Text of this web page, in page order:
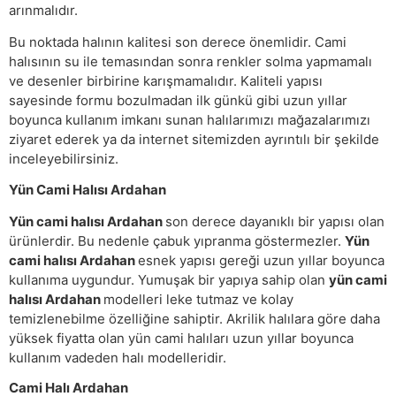
arınmalıdır.
Bu noktada halının kalitesi son derece önemlidir. Cami
halısının su ile temasından sonra renkler solma yapmamalı
ve desenler birbirine karışmamalıdır. Kaliteli yapısı
sayesinde formu bozulmadan ilk günkü gibi uzun yıllar
boyunca kullanım imkanı sunan halılarımızı mağazalarımızı
ziyaret ederek ya da internet sitemizden ayrıntılı bir şekilde
inceleyebilirsiniz.
Yün Cami Halısı Ardahan
Yün cami halısı Ardahan son derece dayanıklı bir yapısı olan
ürünlerdir. Bu nedenle çabuk yıpranma göstermezler. Yün
cami halısı Ardahanesnek yapısı gereği uzun yıllar boyunca
kullanıma uygundur. Yumuşak bir yapıya sahip olan yün cami
halısı Ardahan modelleri leke tutmaz ve kolay
temizlenebilme özelliğine sahiptir. Akrilik halılara göre daha
yüksek fiyatta olan yün cami halıları uzun yıllar boyunca
kullanım vadeden halı modelleridir.
Cami Halı Ardahan